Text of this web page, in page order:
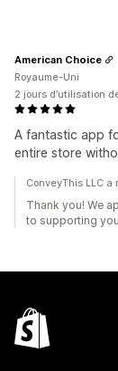
A fantastic app
entire store
American Choice
Royaume-Uni
2 jours d’utilisation
ConveyThis LLC
Thank you! We
to supporting